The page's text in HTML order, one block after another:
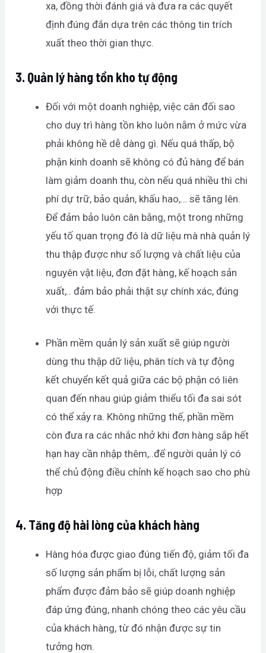
xa, đồng thời đánh giá và đưa ra các quyết
định đúng đắn dựa trên các thông tin trích
xuất theo thời gian thực.
3. Quản lý hàng tồn kho tự động
Đối với một doanh nghiệp, việc cân đối sao
cho duy trì hàng tồn kho luôn nằm ở mức vừa
phải không hề dễ dàng gì. Nếu quá thấp, bộ
phận kinh doanh sẽ không có đủ hàng để bán
làm giảm doanh thu, còn nếu quá nhiều thì chi
phí dự trữ, bảo quản, khấu hao,… sẽ tăng lên.
Để đảm bảo luôn cân bằng, một trong những
yếu tố quan trọng đó là dữ liệu mà nhà quản lý
thu thập được như số lượng và chất liệu của
nguyên vật liệu, đơn đặt hàng, kế hoạch sản
xuất,.. đảm bảo phải thật sự chính xác, đúng
với thực tế.
Phần mềm quản lý sản xuất sẽ giúp người
dùng thu thập dữ liệu, phân tích và tự động
kết chuyển kết quả giữa các bộ phận có liên
quan đến nhau giúp giảm thiểu tối đa sai sót
có thể xảy ra. Không những thế, phần mềm
còn đưa ra các nhắc nhở khi đơn hàng sắp hết
hạn hay cần nhập thêm,..để người quản lý có
thể chủ động điều chỉnh kế hoạch sao cho phù
hợp
4. Tăng độ hài lòng của khách hàng
Hàng hóa được giao đúng tiến độ, giảm tối đa
số lượng sản phẩm bị lỗi, chất lượng sản
phẩm được đảm bảo sẽ giúp doanh nghiệp
đáp ứng đúng, nhanh chóng theo các yêu cầu
của khách hàng, từ đó nhận được sự tin
tưởng hơn.